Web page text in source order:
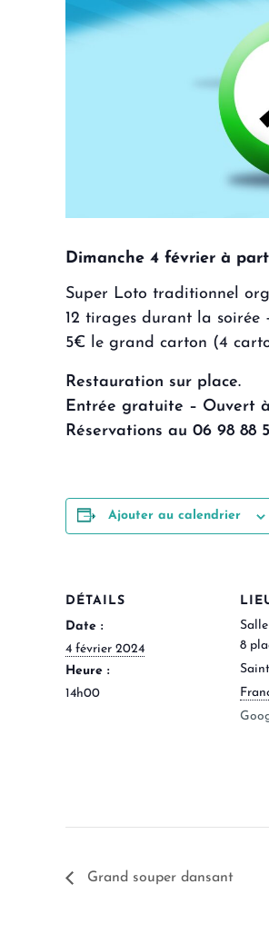
Dimanche 4 février à
Super Loto traditionnel
12 tirages durant la soirée
5€ le grand carton (4
Restauration sur place.
Entrée gratuite – Ouvert
Réservations au 06 98 88
Ajouter au calendrier
DÉTAILS
Date :
4 février 2024
Heure :
14h00
8
Grand souper dansant